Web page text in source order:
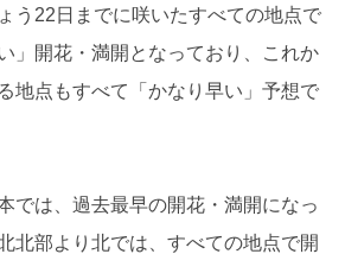
う22日までに咲いたすべての地点で
」開花・満開となっており、これか
地点もすべて「かなり早い」予想で
では、過去最早の開花・満開になっ
北部より北では、すべての地点で開